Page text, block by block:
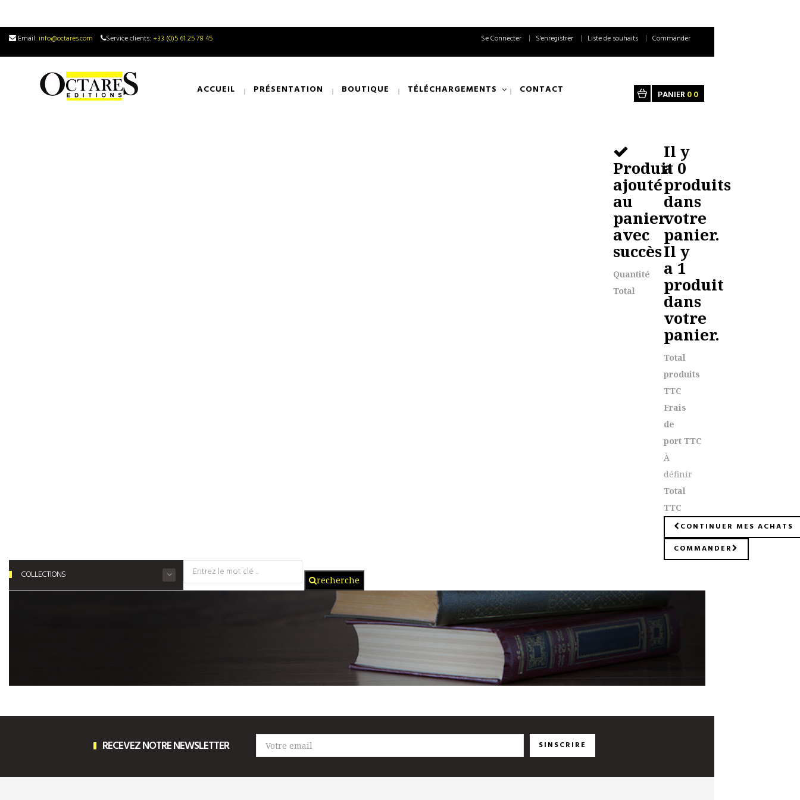
Email: info@octares.com Service clients: +33 (0)5 61 25 78 45 Se Connecter S'enregistrer Liste de souhaits Commander
ACCUEIL PRÉSENTATION BOUTIQUE TÉLÉCHARGEMENTS CONTACT PANIER00
Produit
ajouté
au
panier
avec
succès
Quantité
Total
Il y
a 0
produits
dans
votre
panier.
Il y
a 1
produit
dans
votre
panier.
Total
produits
TTC
Frais
de
port TTC
À
définir
Total
TTC
CONTINUER MES ACHATS
COMMANDER
COLLECTIONS recherche
RECEVEZ NOTRE NEWSLETTER SINSCRIRE